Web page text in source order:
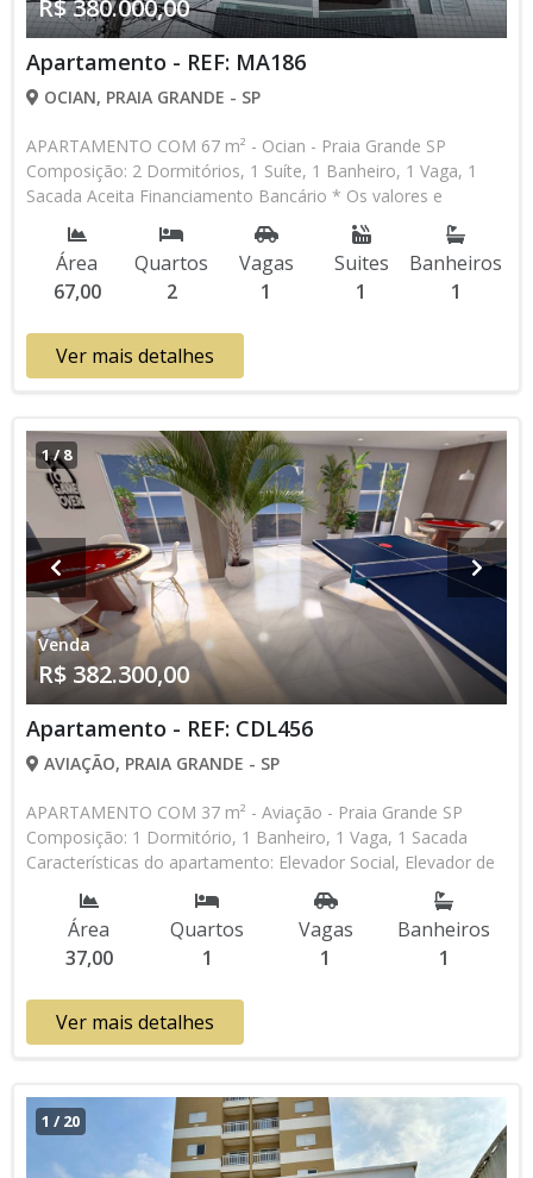
R$ 380.000,00
Apartamento - REF: MA186
OCIAN, PRAIA GRANDE - SP
APARTAMENTO COM 67 m² - Ocian - Praia Grande SP
Composição: 2 Dormitórios, 1 Suíte, 1 Banheiro, 1 Vaga, 1
Sacada Aceita Financiamento Bancário * Os valores e
disponibilidade podem ser alterados sem prévio aviso. Favor
verificar entrando em contato com nossa equipe
Área
67,00
Quartos
2
Vagas
1
Suites
1
Banheiros
1
Ver mais detalhes
1/8
Venda
R$ 382.300,00
Apartamento - REF: CDL456
AVIAÇÃO, PRAIA GRANDE - SP
APARTAMENTO COM 37 m² - Aviação - Praia Grande SP
Composição: 1 Dormitório, 1 Banheiro, 1 Vaga, 1 Sacada
Características do apartamento: Elevador Social, Elevador de
Serviço, Portão Automático, Lavanderia, Piscina, Piscina
Infantil, Salão de Jogos, Espaço Kids Aceita Financiamento
Bancário Lançamento, Em Obras * Os valores e
disponibilidade podem ser alterados sem prévio aviso. Favor
Área
37,00
Quartos
1
Vagas
1
Banheiros
1
Ver mais detalhes
1 / 20